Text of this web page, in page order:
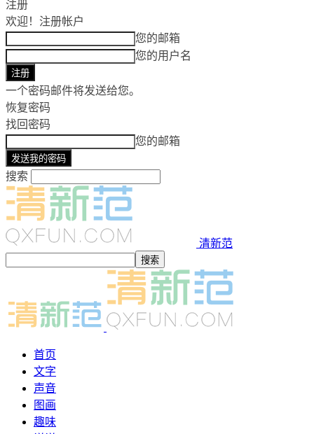
注册
欢迎！ 注册帐户
您的邮箱
您的用户名
一个密码邮件将发送给您。
恢复密码
找回密码
您的邮箱
搜索
清新范
首页
文字
声音
图画
趣味